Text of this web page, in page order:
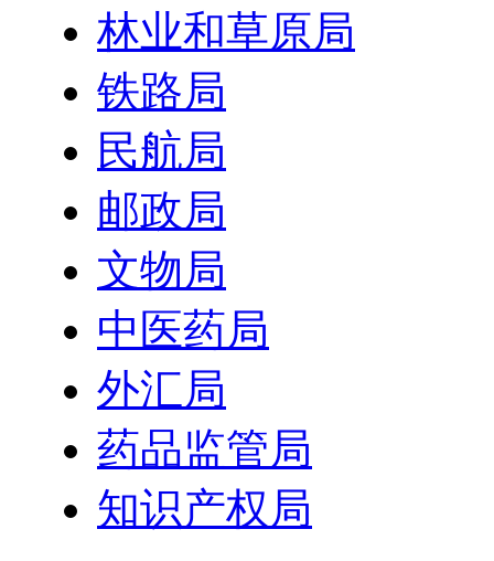
林业和草原局
铁路局
民航局
邮政局
文物局
中医药局
外汇局
药品监管局
知识产权局